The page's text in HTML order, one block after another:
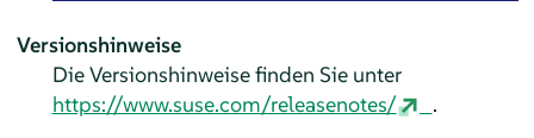
Versionshinweise
Die Versionshinweise finden Sie unter
https://www.suse.com/releasenotes/
.